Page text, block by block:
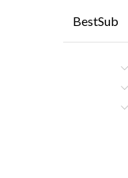
BestSub